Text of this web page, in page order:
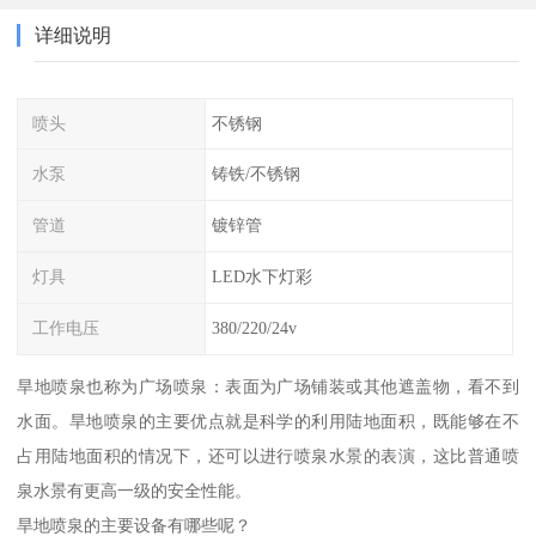
详细说明
喷头 不锈钢
水泵 铸铁/不锈钢
管道 镀锌管
灯具 LED水下灯彩
工作电压 380/220/24v
旱地喷泉也称为广场喷泉：表面为广场铺装或其他遮盖物，看不到
水面。旱地喷泉的主要优点就是科学的利用陆地面积，既能够在不
占用陆地面积的情况下，还可以进行喷泉水景的表演，这比普通喷
泉水景有更高一级的安全性能。
旱地喷泉的主要设备有哪些呢？